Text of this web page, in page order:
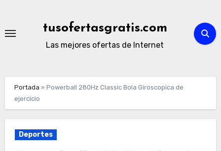
contenido
tusofertasgratis.com
Las mejores ofertas de Internet
Portada »Powerball 280Hz Classic Bola Giroscopica de
ejercicio
Deportes